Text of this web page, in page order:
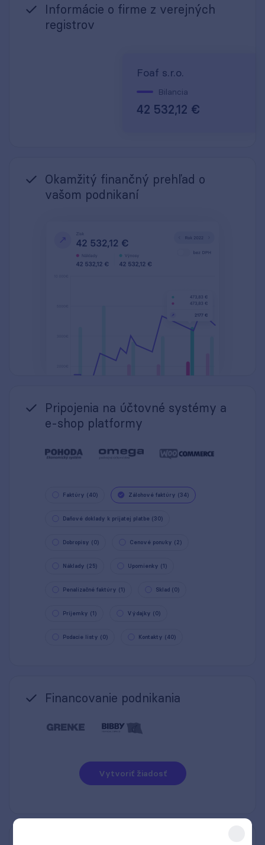
Informácie o firme z verejných
registrov
Foaf s.r.o.
Bilancia
42 532,12 €
Okamžitý finančný prehľad o
vašom podnikaní
Pripojenia na účtovné systémy a
e-shop platformy
Faktúry (40) Zálohové faktúry (34)
Daňové doklady k prijatej platbe (30)
Dobropisy (0) Cenové ponuky (2)
Náklady (25) Upomienky (1)
Penalizačné faktúry (1) Sklad (0)
Príjemky (1) Výdajky (0)
Podacie listy (0) Kontakty (40)
Financovanie podnikania
Vytvoriť žiadosť